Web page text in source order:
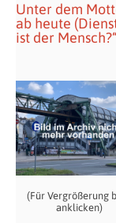
Unter dem
ab heute
ist der
(Für Vergrößerung
anklicken)